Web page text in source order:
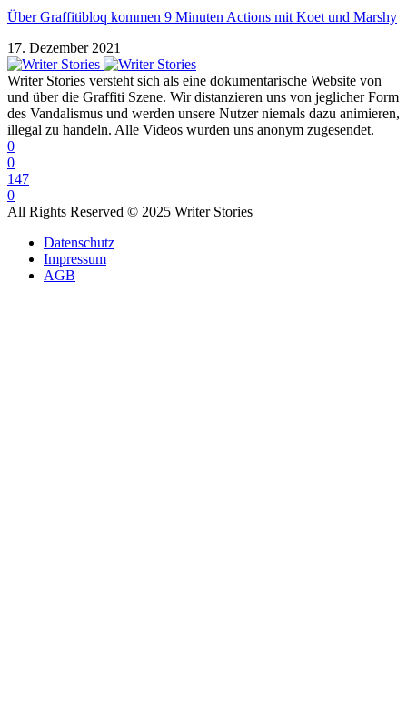
Über Graffitibloq kommen 9 Minuten Actions mit Koet und Marshy
17. Dezember 2021
Writer Stories versteht sich als eine dokumentarische Website von
und über die Graffiti Szene. Wir distanzieren uns von jeglicher Form
des Vandalismus und werden unsere Nutzer niemals dazu animieren,
illegal zu handeln. Alle Videos wurden uns anonym zugesendet.
0
0
147
0
All Rights Reserved © 2025 Writer Stories
Datenschutz
Impressum
AGB